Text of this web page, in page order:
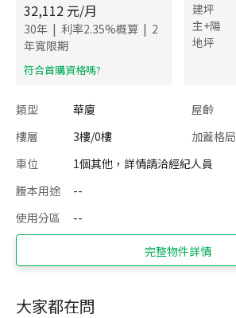
32,112 元/月
30年 | 利率2.35%概算 | 2
年寬限期
​符合首購資格嗎?
建坪
主+陽
地坪
類型 華廈 屋齡
樓層
3樓/0樓 加蓋格局
車位
1個其他，詳情請洽經紀人員
謄本用途
--
使用分區
--
完整物件詳情
大家都在問